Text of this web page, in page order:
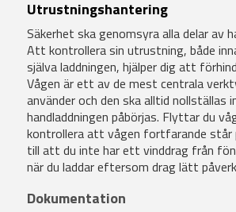
Utrustningshantering
Säkerhet ska genomsyra alla delar av
Att kontrollera sin utrustning, både
själva laddningen, hjälper dig att
Vågen är ett av de mest centrala
använder och den ska alltid nollställas
handladdningen påbörjas. Flyttar du
kontrollera att vågen fortfarande står
till att du inte har ett vinddrag från
när du laddar eftersom drag lätt
Dokumentation